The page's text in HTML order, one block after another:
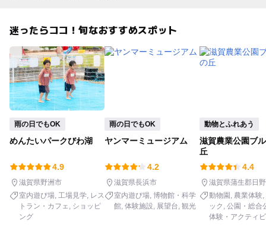
サファリパーク
植物園・フラワーパー
キャンプ場
釣り
潮干狩り 社会見学
工場見学 体験施設
迷ったらココ！旬なおすすめスポット
雨の日でもOK
めんたいパークびわ湖
4.9
滋賀県野洲市
室内遊び場 工場見学 レス
トラン・カフェ
ショッピ
ング
雨の日でもOK
ヤンマーミュージアム
4.2
滋賀県長浜市
室内遊び場 博物館・科学
館 体験施設 展望台 観光
動物とふれあう
滋賀農業公園ブ
丘
4.4
滋賀県蒲生郡日
動物園 農業体験
ック 公園・総合
体験・アクティ